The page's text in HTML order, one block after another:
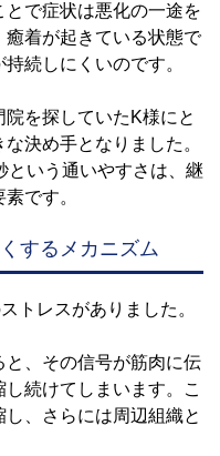
で症状は悪化の一途を
着が起きている状態で
続しにくいのです。
を探していたK様にと
決め手となりました。
という通いやすさは、継
です。
するメカニズム
トレスがありました。
、その信号が筋肉に伝
続けてしまいます。こ
、さらには周辺組織と